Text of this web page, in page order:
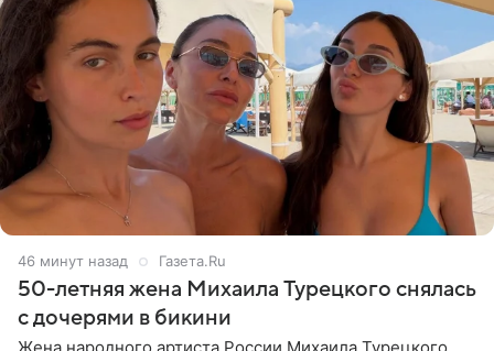
46 минут назад Газета.Ru
50-летняя жена Михаила Турецкого снялась
с дочерями в бикини